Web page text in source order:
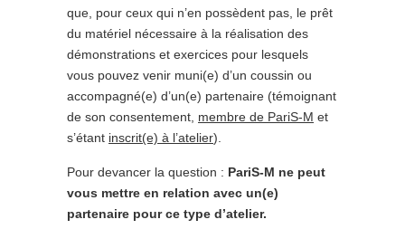
que, pour ceux qui n’en possèdent pas, le prêt
du matériel nécessaire à la réalisation des
démonstrations et exercices pour lesquels
vous pouvez venir muni(e) d’un coussin ou
accompagné(e) d’un(e) partenaire (témoignant
de son consentement, membre de PariS-M et
s’étant inscrit(e) à l’atelier).
Pour devancer la question : PariS-M ne peut
vous mettre en relation avec un(e)
partenaire pour ce type d’atelier.